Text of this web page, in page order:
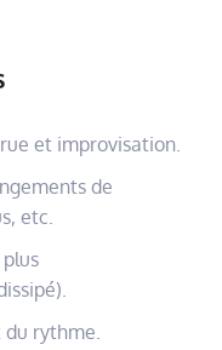
et improvisation.
de
etc.
du rythme.